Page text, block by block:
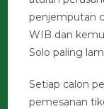
penjemputan
WIB dan
Solo paling
Setiap calon
pemesanan